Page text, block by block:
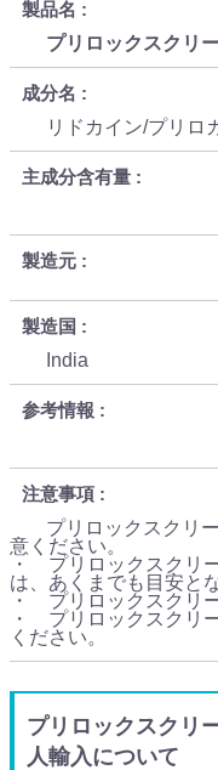
製品名
プリロックスクリ
成分名
リドカイン/プリロ
主成分含有量
製造元
製造国
India
参考情報
注意事項
プリロックスクリ
意ください。
・ プリロックスクリ
は、あくまでも目安と
・ プリロックスクリ
・ プリロックスクリ
ください。
プリロックスクリ
人輸入について